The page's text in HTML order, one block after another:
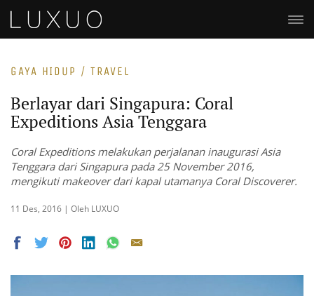
GAYA HIDUP / TRAVEL
Berlayar dari Singapura: Coral
Expeditions Asia Tenggara
Coral Expeditions melakukan perjalanan inaugurasi Asia
Tenggara dari Singapura pada 25 November 2016,
mengikuti makeover dari kapal utamanya Coral Discoverer.
11 Des, 2016 | Oleh LUXUO